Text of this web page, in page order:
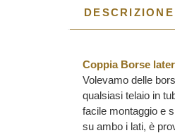
DESCRIZIONE
Coppia Borse
Volevamo delle
qualsiasi telaio in
facile montaggio e
su ambo i lati, è